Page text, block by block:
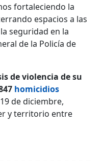
fortaleciendo la
espacios a las
seguridad en la
de la Policía de
de violencia de su
homicidios
de diciembre,
y territorio entre